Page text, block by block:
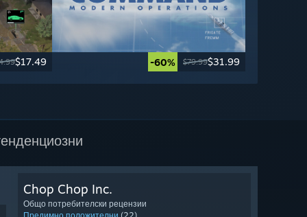
$17.49 -60% $79.99$31.99
Chop Chop Inc.
Общо потребителски рецензии